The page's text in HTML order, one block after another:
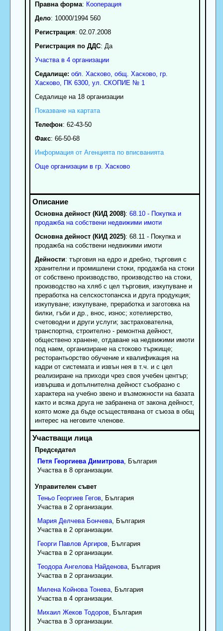
Правна форма: Кооперация
Дело: 10000/1994 560
Регистрация: 02.07.2008
Регистрация по ДДС: Да
Участва в 4 организации
Седалище: обл. Хасково, общ. Хасково, гр.
Хасково, ПК 6300, ул. СКОПИЕ № 1
Седалище на 18 организации
Показване на картата
Телефон: 62-43-50
Факс: 66-50-68
Информация от Агенцията по вписванията
Още организации в гр. Хасково
Основна дейност (КИД 2008): 68.10 - Покупка и
продажба на собствени недвижими имоти
Основна дейност (КИД 2025): 68.11 - Покупка и
продажба на собствени недвижими имоти
Дейности: търговия на едро и дребно, търговия с
хранителни и промишлени стоки, продажба на стоки
от собствено производство, производство на стоки,
производство на хляб с цел търговия, изкупуване и
преработка на селскостопанска и друга продукция;
изкупуване; изкупуване, преработка и заготовка на
билки, гъби и др., внос, износ; хотелиерство,
счетоводни и други услуги; застрахователна,
транспортна, строително - ремонтна дейност,
обществено хранене, отдаване на недвижими имоти
под наем, организиране на стоково тържище;
ресторантьорство обучение и квалификация на
кадри от системата и извън нея в т.ч. и с цел
реализиране на приходи чрез своя учебен център;
извършва и допълнителна дейност съобразно с
характера на учебно звено и възможности на базата
както и всяка друга не забранена от закона дейност,
която може да бъде осъществявана от съюза в общ
интерес на неговите членове.
Председател
Петя Георгиева Димитрова, България
Участва в 8 организации.
Управителен съвет
Теньо Георгиев Гегов, България
Участва в 2 организации.
Мария Делчева Бончева, България
Участва в 2 организации.
Георги Павлов Аргиров, България
Участва в 2 организации.
Теодора Ангелова Найденова, България
Участва в 2 организации.
Милена Койнова Тонева, България
Участва в 4 организации.
Михаил Жеков Тодоров, България
Участва в 3 организации.